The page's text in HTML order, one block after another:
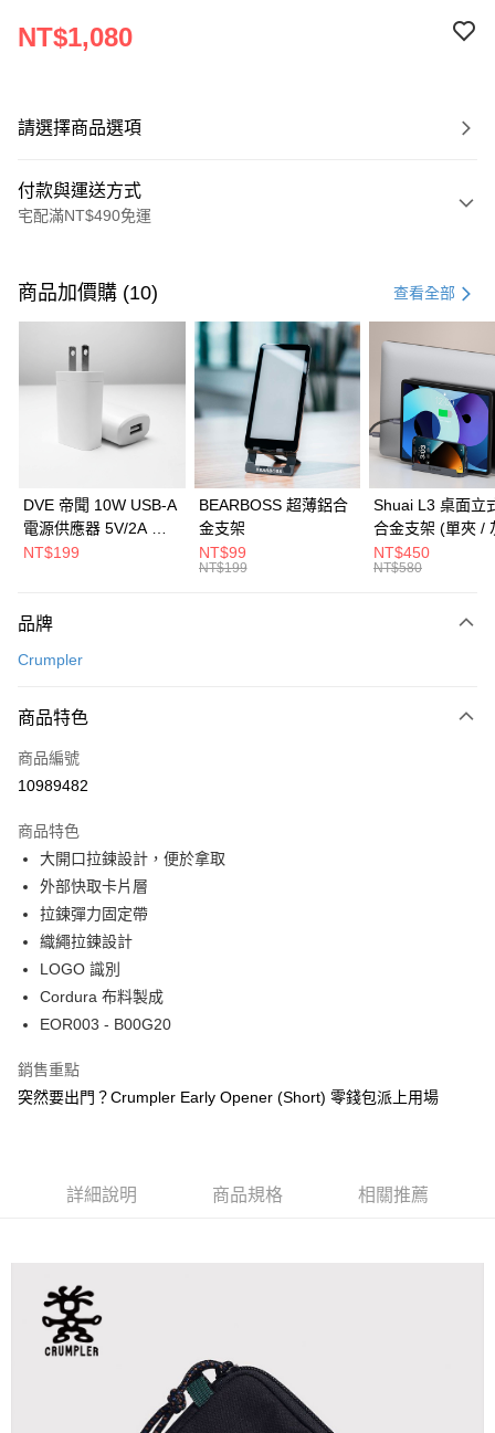
NT$1,080
請選擇商品選項
付款與運送方式
宅配滿NT$490免運
信用卡一次付款
3 期 0 利率 每期 NT$360
第一商業銀行
華南商業銀行
彰化商業銀行
上海商業儲蓄銀行
台北富邦商業銀行
兆豐國際商業銀行
臺灣中小企業銀行
台中商業銀行
匯豐（台灣）商業銀行
華泰商業銀行
聯邦商業銀行
元大商業銀行
台灣樂天信用卡公司
NT$180 21家銀行
合作金庫商業銀行
第一商業銀行
彰化商業銀行
台北富邦商業銀行
國泰世華商業銀行
兆豐國際商業銀行
臺灣中小企業銀行
匯豐（台灣）商業銀行
玉山商業銀行
台灣樂天信用卡公司
街口支付
悠遊付
相關說明
1.本服務由台灣大哥大提供，台灣大哥大用戶可立即使用無須另外申請。
2.付款方式選擇「大哥付你分期」，訂單成立後會自動跳轉到大哥付的交易
3.實際核准額度、可分期數及費用金額請依後續交易確認頁面所載為準。
4.訂單成立30分鐘內，如未前往確認交易或遇審核未通過，訂單將自動取
消。如遇「轉專審核」未通過狀況，表示未達大哥付你分期系統評分，恕無
法說明評估內容。
【繳款方式說明】
1.分期款項不併入電信帳單，「大哥付你分期」於每月結算日後寄送繳費提
2.透過簡訊連結打開帳單後，可選擇「超商條碼／台灣大直營門市／銀行轉
帳／街口支付／iPASS MONEY」等通路繳費。
用戶於交易時，得透過本服務購買商品或服務，並由商店將買賣／分期付款
買賣價金債權讓與本公司後，依約使用本公司帳單繳交帳款。
ATM付款
貨到付款
運送方式
宅配物流
每筆NT$80，滿NT$490(含以上)免運費
每筆NT$100，滿NT$1,500(含以上)免運費
付款後門市自取
貨到付款
商品加價購 (10) 查看全部
DVE 帝聞 10W USB-A
電源供應器 5V/2A 充
電頭 (適用閱讀器、小
NT$199
BEARBOSS 超薄鋁合
金支架
NT$99
NT$199
Shuai L3 桌面立
合金支架 (單夾 /
NT$450
NT$580
品牌
Crumpler
商品特色
商品編號
10989482
商品特色
大開口拉鍊設計，便於拿取
外部快取卡片層
拉鍊彈力固定帶
織繩拉鍊設計
LOGO 識別
Cordura 布料製成
EOR003 - B00G20
銷售重點
突然要出門？Crumpler Early Opener (Short) 零錢包派上用場
詳細說明 商品規格 相關推薦